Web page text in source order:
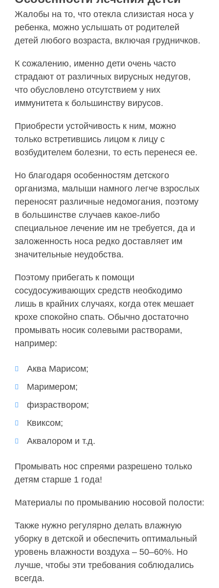
Жалобы на то, что отекла слизистая носа у
ребенка, можно услышать от родителей
детей любого возраста, включая грудничков.
К сожалению, именно дети очень часто
страдают от различных вирусных недугов,
что обусловлено отсутствием у них
иммунитета к большинству вирусов.
Приобрести устойчивость к ним, можно
только встретившись лицом к лицу с
возбудителем болезни, то есть перенеся ее.
Но благодаря особенностям детского
организма, малыши намного легче взрослых
переносят различные недомогания, поэтому
в большинстве случаев какое-либо
специальное лечение им не требуется, да и
заложенность носа редко доставляет им
значительные неудобства.
Поэтому прибегать к помощи
сосудосуживающих средств необходимо
лишь в крайних случаях, когда отек мешает
крохе спокойно спать. Обычно достаточно
промывать носик солевыми растворами,
например:
Аква Марисом;
Маримером;
физраствором;
Квиксом;
Аквалором и т.д.
Промывать нос спреями разрешено только
детям старше 1 года!
Материалы по промыванию носовой полости:
Также нужно регулярно делать влажную
уборку в детской и обеспечить оптимальный
уровень влажности воздуха – 50–60%. Но
лучше, чтобы эти требования соблюдались
всегда.